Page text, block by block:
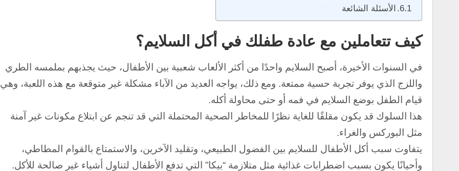
الأسئلة الشائعة
كيف تتعاملين مع عادة طفلك في أكل السلايم؟
في السنوات الأخيرة، أصبح السلايم واحدًا من أكثر الألعاب شعبية بين الأطفال، حيث يجذبهم بملمسه الطري
واللزج الذي يوفر تجربة حسية ممتعة. ومع ذلك، يواجه العديد من الآباء مشكلة غير متوقعة مع هذه اللعبة، وهي
قيام الطفل بوضع السلايم في فمه أو حتى محاولة أكله.
هذا السلوك قد يكون مقلقًا للغاية نظرًا للمخاطر الصحية المحتملة التي قد تنجم عن ابتلاع مكونات غير آمنة
مثل البوركس والغراء.
يتفاوت سبب أكل الأطفال للسلايم بين الفضول الطبيعي، وتقليد الآخرين، والاستمتاع بالقوام المطاطي،
وأحيانًا يكون بسبب اضطرابات غذائية مثل متلازمة “بيكا” التي تدفع الأطفال لتناول أشياء غير صالحة للأكل.